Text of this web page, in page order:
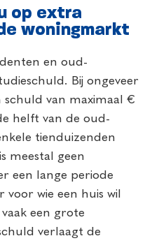
op extra
woningmarkt
en oud-
Bij ongeveer
van maximaal €
helft van de oud-
tienduizenden
meestal geen
een lange periode
wie een huis wil
een grote
verlaagt de